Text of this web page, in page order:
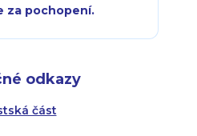
odkazy
část
za pochopení.